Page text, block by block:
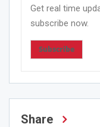
Get real time
subscribe now.
Subscribe
Share